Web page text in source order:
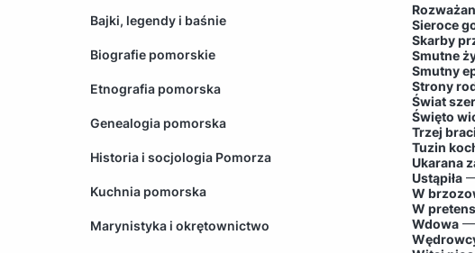
Bajki, legendy i baśnie
Biografie pomorskie
Etnografia pomorska
Genealogia pomorska
Historia i socjologia Pomorza
Kuchnia pomorska
Marynistyka i okrętownictwo
Sieroce
Skarby
Smutne
Smutny
Strony
Świat
Święto
Trzej
Tuzin
Ukarana
Ustąpiła
W
W
Wdowa —